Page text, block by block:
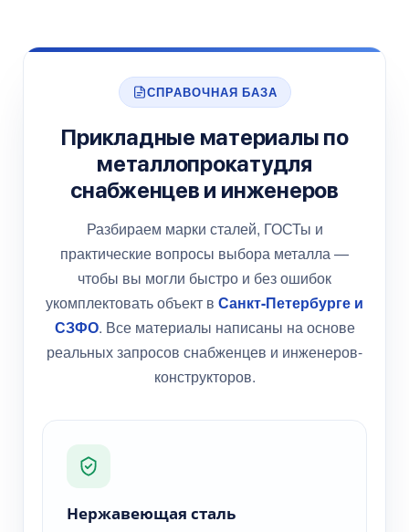
СПРАВОЧНАЯ БАЗА
Прикладные материалы по
металлопрокатудля
снабженцев и инженеров
Разбираем марки сталей, ГОСТы и
практические вопросы выбора металла —
чтобы вы могли быстро и без ошибок
укомплектовать объект в Санкт-Петербурге и
СЗФО. Все материалы написаны на основе
реальных запросов снабженцев и инженеров-
конструкторов.
Нержавеющая сталь